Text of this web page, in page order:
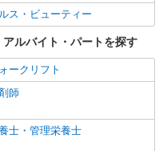
円（経験・能力等による）
詳細を見る
ル（40代～）活躍中
ニア（60代～）活躍中
ナス・賞与あり
週休2日制
勤OK
ス・ビューティー
ルバイト・パートを探す
ークリフト
師
士・管理栄養士